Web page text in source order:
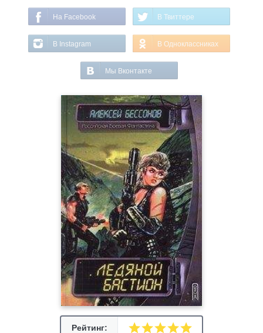
На Facebook В Твиттере
В Instagram В Одноклассниках
Мы Вконтакте
Рейтинг: